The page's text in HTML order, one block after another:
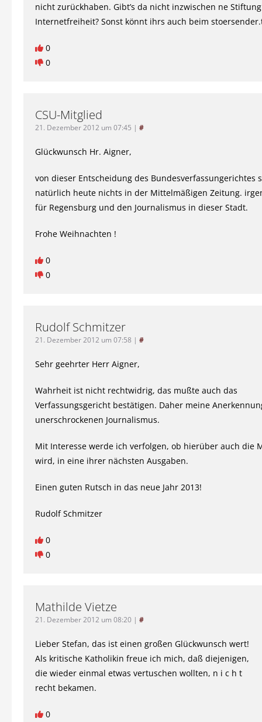
nicht zurückhaben. Gibt’s da nicht inzwischen ne
Internetfreiheit? Sonst könnt ihrs auch beim
0
0
CSU-Mitglied
21. Dezember 2012 um 07:45 | #
Glückwunsch Hr. Aigner,
von dieser Entscheidung des Bundesverfassungerichtes
natürlich heute nichts in der Mittelmäßigen Zeitung.
für Regensburg und den Journalismus in dieser Stadt.
Frohe Weihnachten !
0
0
Rudolf Schmitzer
21. Dezember 2012 um 07:58 | #
Sehr geehrter Herr Aigner,
Wahrheit ist nicht rechtwidrig, das mußte auch das
Verfassungsgericht bestätigen. Daher meine
unerschrockenen Journalismus.
Mit Interesse werde ich verfolgen, ob hierüber auch die
wird, in eine ihrer nächsten Ausgaben.
Einen guten Rutsch in das neue Jahr 2013!
Rudolf Schmitzer
0
0
Mathilde Vietze
21. Dezember 2012 um 08:20 | #
Lieber Stefan, das ist einen großen Glückwunsch wert!
Als kritische Katholikin freue ich mich, daß diejenigen,
die wieder einmal etwas vertuschen wollten, n i c h t
recht bekamen.
0